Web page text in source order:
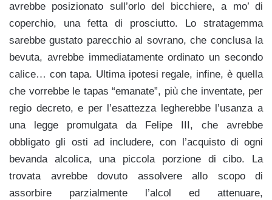
avrebbe posizionato sull’orlo del bicchiere, a mo’ di
coperchio, una fetta di prosciutto. Lo stratagemma
sarebbe gustato parecchio al sovrano, che conclusa la
bevuta, avrebbe immediatamente ordinato un secondo
calice… con tapa. Ultima ipotesi regale, infine, è quella
che vorrebbe le tapas “emanate”, più che inventate, per
regio decreto, e per l’esattezza legherebbe l’usanza a
una legge promulgata da Felipe III, che avrebbe
obbligato gli osti ad includere, con l’acquisto di ogni
bevanda alcolica, una piccola porzione di cibo. La
trovata avrebbe dovuto assolvere allo scopo di
assorbire parzialmente l’alcol ed attenuare,